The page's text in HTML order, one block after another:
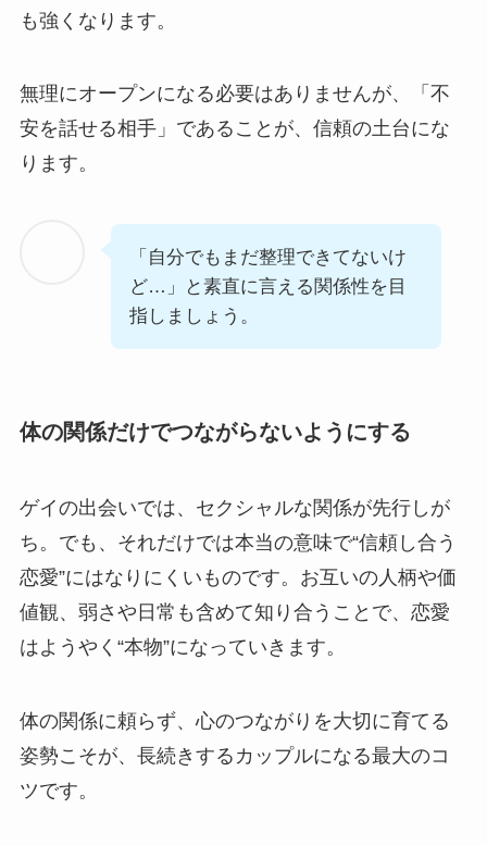
も強くなります。
無理にオープンになる必要はありませんが、「不
安を話せる相手」であることが、信頼の土台にな
ります。
「自分でもまだ整理できてないけ
ど…」と素直に言える関係性を目
指しましょう。
体の関係だけでつながらないようにする
ゲイの出会いでは、セクシャルな関係が先行しが
ち。でも、それだけでは本当の意味で“信頼し合う
恋愛”にはなりにくいものです。お互いの人柄や価
値観、弱さや日常も含めて知り合うことで、恋愛
はようやく“本物”になっていきます。
体の関係に頼らず、心のつながりを大切に育てる
姿勢こそが、長続きするカップルになる最大のコ
ツです。